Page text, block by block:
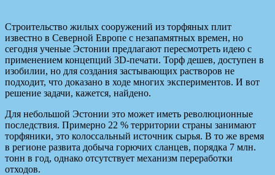
Строительство жилых сооружений из торфяных плит
известно в Северной Европе с незапамятных времен, но
сегодня ученые Эстонии предлагают пересмотреть идею с
применением концепций 3D-печати. Торф дешев, доступен в
изобилии, но для создания застывающих растворов не
подходит, что доказано в ходе многих экспериментов. И вот
решение задачи, кажется, найдено.
Для небольшой Эстонии это может иметь революционные
последствия. Примерно 22 % территории страны занимают
торфяники, это колоссальный источник сырья. В то же время
в регионе развита добыча горючих сланцев, порядка 7 млн.
тонн в год, однако отсутствует механизм переработки
отходов.